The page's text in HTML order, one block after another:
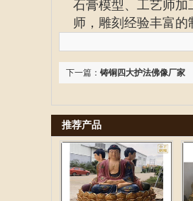
石膏模型、工艺师
师，雕刻经验丰富的
下一篇： 铸铜四大护法佛像厂家
推荐产品